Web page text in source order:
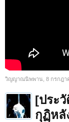
วิญญาณนิพพาน 8 กรกฎา
[ประ
กุฏิหลั